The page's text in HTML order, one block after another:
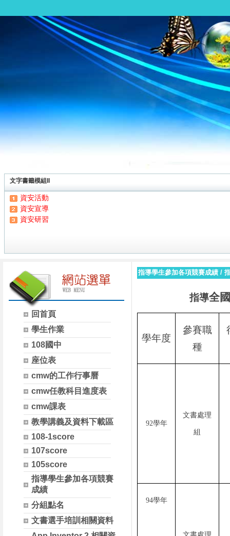
回首頁
學生作業
108國中
座位表
cmw的工作行事曆
cmw任教科目進度表
cmw課表
教學講義及資料下載區
108-1score
107score
105score
指導學生參加各項競賽
成績
分組點名
文書選手培訓相關資料
指導學生參加各項競賽成績 /
指導全
學年度
參賽職
種
92學年
文書處理
組
94學年